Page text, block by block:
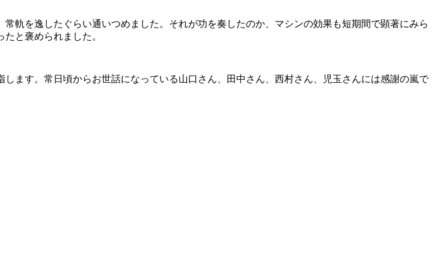
軌を逸したぐらい通いつめました。それが功を奏したのか、マシンの効果も短期間で顕著にみら
と褒められました。
ます。常日頃からお世話になっている山口さん、田中さん、西村さん、児玉さんには感謝の嵐で